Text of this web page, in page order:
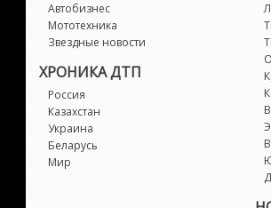
Автобизнес
Мототехника
Звездные новости
ХРОНИКА ДТП
Россия
Казахстан
Украина
Беларусь
Мир